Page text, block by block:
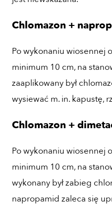
Chlomazon +
Po wykonaniu wiosennej
minimum 10 cm, na
zaaplikowany był
wysiewać m. in. kapustę,
Chlomazon +
Po wykonaniu wiosennej
minimum 10 cm, na
wykonany był zabieg
napropamid zaleca się